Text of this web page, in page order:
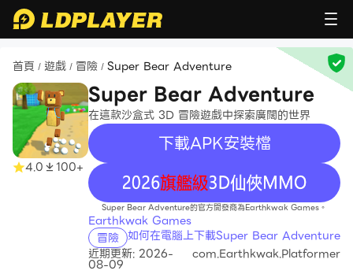
首頁 / 遊戲 / 冒險 / Super Bear Adventure
4.0 100+
Super Bear Adventure
在這款沙盒式 3D 冒險遊戲中探索廣闊的世界
下載APK安裝檔
recommend
Super Bear Adventure的官方開發商為Earthkwak Games。
Earthkwak Games
冒險 如何在電腦上下載Super Bear Adventure
近期更新: 2026-
08-09
com.Earthkwak.Platformer